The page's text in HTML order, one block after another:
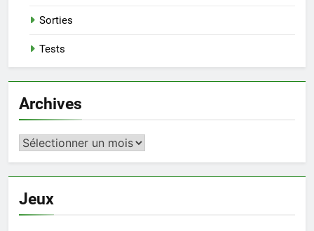
Sorties
Tests
Archives
Archives
Jeux